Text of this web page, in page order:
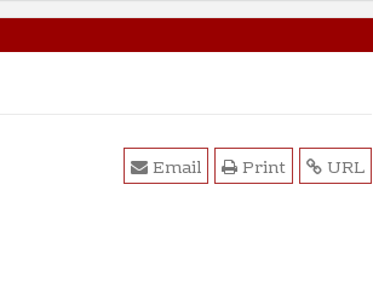
URL
Print
Email